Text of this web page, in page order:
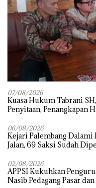
07/08/2026
‎Kuasa Hukum Tabrani
Penyitaan, Penangkapan
06/08/2026
Kejari Palembang
Jalan, 69 Saksi Sudah
02/08/2026
APPSI Kukuhkan
Nasib Pedagang Pasar